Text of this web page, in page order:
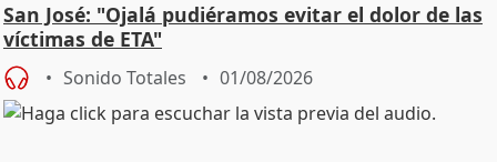
San José: "Ojalá pudiéramos evitar el dolor de las
víctimas de ETA"
Sonido Totales 01/08/2026